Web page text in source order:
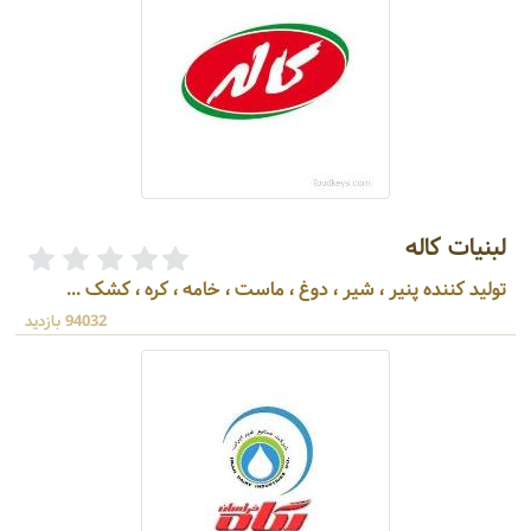
لبنیات کاله
تولید کننده پنیر ، شیر ، دوغ ، ماست ، خامه ، کره ، کشک ...
94032 بازدید